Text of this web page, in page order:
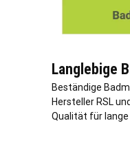
Langlebige
Beständige
Hersteller RSL
Qualität für lange